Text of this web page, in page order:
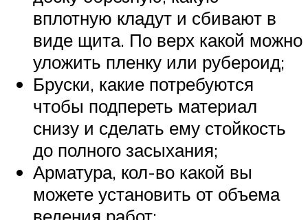
вплотную кладут и сбивают в
виде щита. По верх какой можно
уложить пленку или рубероид;
Бруски, какие потребуются
чтобы подпереть материал
снизу и сделать ему стойкость
до полного засыхания;
Арматура, кол-во какой вы
можете установить от объема